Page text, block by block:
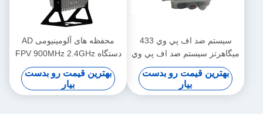
سيستم ضد اف پي وي 433
ميگاهرتز سيستم ضد اف پي وي
بهترین قیمت رو بدست
بیار
محفظه های آلومینیومی AD
دستگاه FPV 900MHz 2.4GHz
5.8GHz 150W با فن خنک
بهترین قیمت رو بدست
بیار